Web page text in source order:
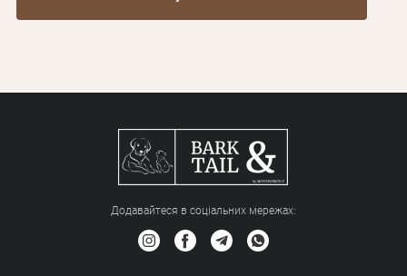
Додавайтеся в соціальних мережах: